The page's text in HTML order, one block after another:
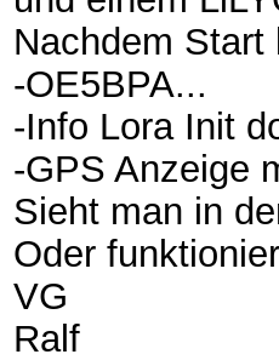
Nachdem
-OE5BPA...
-Info Lora Init
-GPS Anzeige
Sieht man in
Oder
VG
Ralf